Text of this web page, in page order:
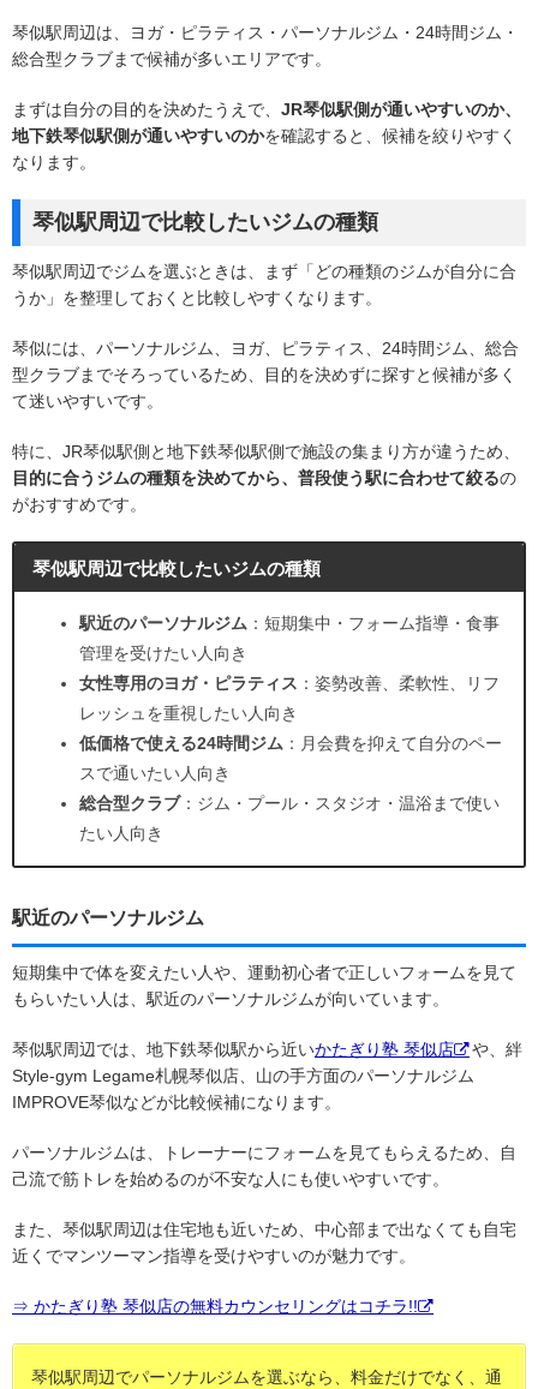
琴似駅周辺は、ヨガ・ピラティス・パーソナルジム・24時間ジム・
総合型クラブまで候補が多いエリアです。
まずは自分の目的を決めたうえで、 JR琴似駅側が通いやすいのか、
地下鉄琴似駅側が通いやすいのかを確認すると、候補を絞りやすく
なります。
琴似駅周辺で比較したいジムの種類
琴似駅周辺でジムを選ぶときは、まず「どの種類のジムが自分に合
うか」を整理しておくと比較しやすくなります。
琴似には、パーソナルジム、ヨガ、ピラティス、24時間ジム、総合
型クラブまでそろっているため、目的を決めずに探すと候補が多く
て迷いやすいです。
特に、JR琴似駅側と地下鉄琴似駅側で施設の集まり方が違うため、
目的に合うジムの種類を決めてから、普段使う駅に合わせて絞るの
がおすすめです。
琴似駅周辺で比較したいジムの種類
駅近のパーソナルジム ：短期集中・フォーム指導・食事
管理を受けたい人向き
女性専用のヨガ・ピラティス ：姿勢改善、柔軟性、リフ
レッシュを重視したい人向き
低価格で使える24時間ジム ：月会費を抑えて自分のペー
スで通いたい人向き
総合型クラブ：ジム・プール・スタジオ・温浴まで使い
たい人向き
駅近のパーソナルジム
短期集中で体を変えたい人や、運動初心者で正しいフォームを見て
もらいたい人は、駅近のパーソナルジムが向いています。
琴似駅周辺では、地下鉄琴似駅から近いかたぎり塾 琴似店
や、絆
Style-gym Legame札幌琴似店、山の手方面のパーソナルジム
IMPROVE琴似などが比較候補になります。
パーソナルジムは、トレーナーにフォームを見てもらえるため、自
己流で筋トレを始めるのが不安な人にも使いやすいです。
また、琴似駅周辺は住宅地も近いため、中心部まで出なくても自宅
近くでマンツーマン指導を受けやすいのが魅力です。
⇒ かたぎり塾 琴似店の無料カウンセリングはコチラ!!
琴似駅周辺でパーソナルジムを選ぶなら、料金だけでなく、通